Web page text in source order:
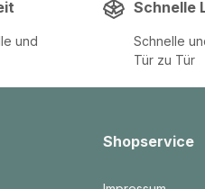
und
Schnelle
Schnelle
Tür zu Tür
Shopservice